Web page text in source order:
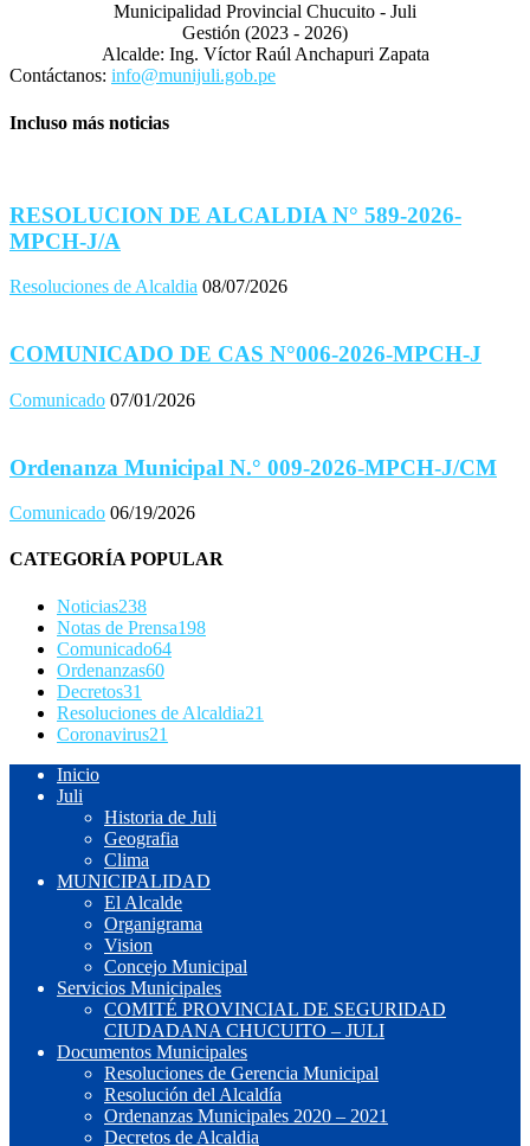
Municipalidad Provincial Chucuito - Juli
Gestión (2023 - 2026)
Alcalde: Ing. Víctor Raúl Anchapuri Zapata
Contáctanos: info@munijuli.gob.pe
Incluso más noticias
RESOLUCION DE ALCALDIA N° 589-2026-
MPCH-J/A
Resoluciones de Alcaldia 08/07/2026
COMUNICADO DE CAS N°006-2026-MPCH-J
Comunicado 07/01/2026
Ordenanza Municipal N.° 009-2026-MPCH-J/CM
Comunicado 06/19/2026
CATEGORÍA POPULAR
Noticias238
Notas de Prensa198
Comunicado64
Ordenanzas60
Decretos31
Resoluciones de Alcaldia21
Coronavirus21
Inicio
Juli
Historia de Juli
Geografia
Clima
MUNICIPALIDAD
El Alcalde
Organigrama
Vision
Concejo Municipal
Servicios Municipales
COMITÉ PROVINCIAL DE SEGURIDAD
CIUDADANA CHUCUITO – JULI
Documentos Municipales
Resoluciones de Gerencia Municipal
Resolución del Alcaldía
Ordenanzas Municipales 2020 – 2021
Decretos de Alcaldia